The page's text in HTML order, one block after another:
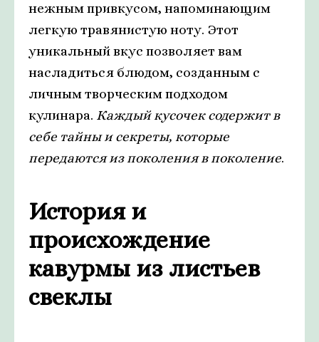
нежным привкусом, напоминающим
легкую травянистую ноту. Этот
уникальный вкус позволяет вам
насладиться блюдом, созданным с
личным творческим подходом
кулинара. Каждый кусочек содержит в
себе тайны и секреты, которые
передаются из поколения в поколение.
История и
происхождение
кавурмы из листьев
свеклы